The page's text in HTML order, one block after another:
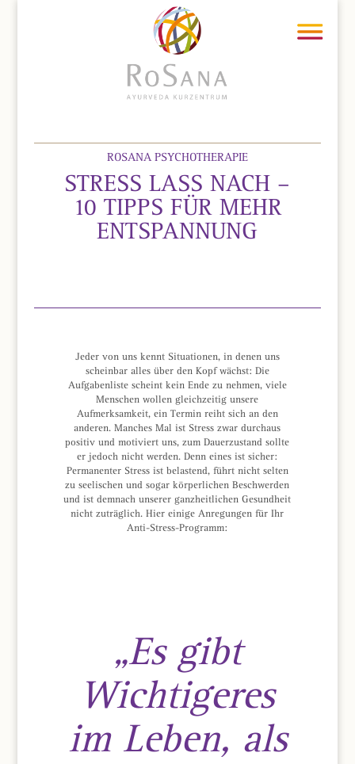
ROSANA PSYCHOTHERAPIE
STRESS LASS NACH –
10 TIPPS FÜR MEHR
ENTSPANNUNG
Jeder von uns kennt Situationen, in denen uns
scheinbar alles über den Kopf wächst: Die
Aufgabenliste scheint kein Ende zu nehmen, viele
Menschen wollen gleichzeitig unsere
Aufmerksamkeit, ein Termin reiht sich an den
anderen. Manches Mal ist Stress zwar durchaus
positiv und motiviert uns, zum Dauerzustand sollte
er jedoch nicht werden. Denn eines ist sicher:
Permanenter Stress ist belastend, führt nicht selten
zu seelischen und sogar körperlichen Beschwerden
und ist demnach unserer ganzheitlichen Gesundheit
nicht zuträglich. Hier einige Anregungen für Ihr
Anti-Stress-Programm:
„Es gibt
Wichtigeres
im Leben, als